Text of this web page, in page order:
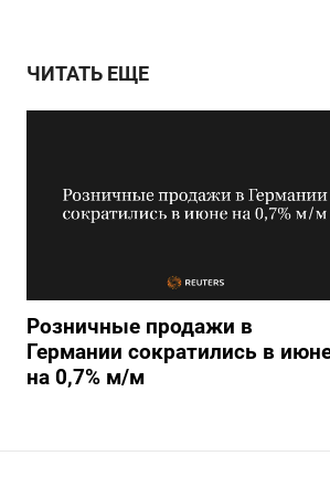
ЧИТАТЬ ЕЩЕ
Розничные продажи в
Германии сократились в
на 0,7% м/м